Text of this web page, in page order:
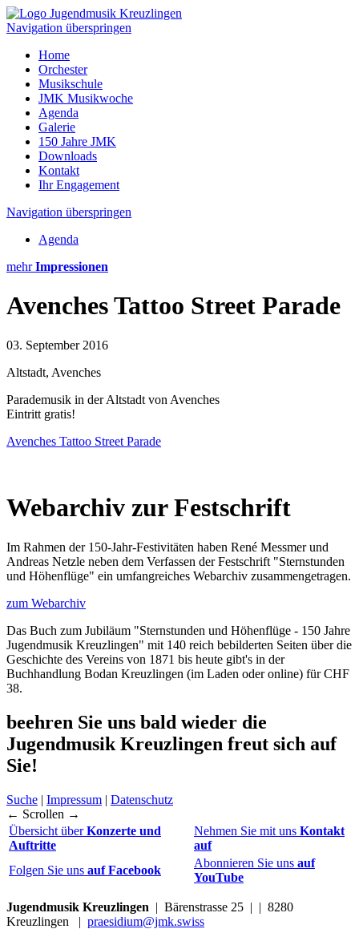
Navigation überspringen
Home
Orchester
Musikschule
JMK Musikwoche
Agenda
Galerie
150 Jahre JMK
Downloads
Kontakt
Ihr Engagement
Navigation überspringen
Agenda
mehrImpressionen
Avenches Tattoo Street Parade
03. September 2016
Altstadt, Avenches
Parademusik in der Altstadt von Avenches
Eintritt gratis!
Avenches Tattoo Street Parade
Webarchiv zur Festschrift
Im Rahmen der 150-Jahr-Festivitäten haben René Messmer und
Andreas Netzle neben dem Verfassen der Festschrift "Sternstunden
und Höhenflüge" ein umfangreiches Webarchiv zusammengetragen.
zum Webarchiv
Das Buch zum Jubiläum "Sternstunden und Höhenflüge - 150 Jahre
Jugendmusik Kreuzlingen" mit 140 reich bebilderten Seiten über die
Geschichte des Vereins von 1871 bis heute gibt's in der
Buchhandlung Bodan Kreuzlingen (im Laden oder online) für CHF
38.
beehren Sie uns bald wieder die
Jugendmusik Kreuzlingen freut sich auf
Sie!
Suche | Impressum | Datenschutz
← Scrollen →
Übersicht überKonzerte und
Auftritte
Nehmen Sie mit uns Kontakt
auf
Folgen Sie uns auf Facebook
Abonnieren Sie uns auf
YouTube
Jugendmusik Kreuzlingen | Bärenstrasse 25 | | 8280
Kreuzlingen | praesidium@jmk.swiss